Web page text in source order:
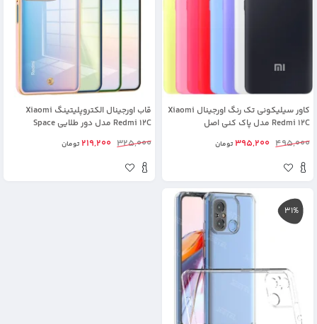
کاور سیلیکونی تک رنگ اورجینال Xiaomi
Redmi 12C مدل پاک کنی اصل
495,000
395,200تومان
قاب اورجینال الکتروپلیتینگ Xiaomi
Redmi 12C مدل دور طلایی Space
325,000
219,200تومان
31%